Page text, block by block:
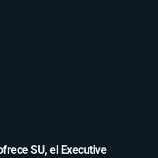
SU, el Executive